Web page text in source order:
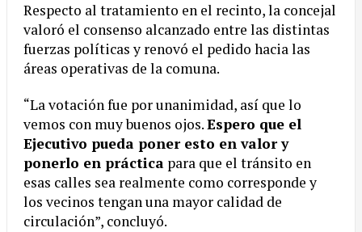
Respecto al tratamiento en el recinto, la concejal
valoró el consenso alcanzado entre las distintas
fuerzas políticas y renovó el pedido hacia las
áreas operativas de la comuna.
“La votación fue por unanimidad, así que lo
vemos con muy buenos ojos.Espero que el
Ejecutivo pueda poner esto en valor y
ponerlo en práctica para que el tránsito en
esas calles sea realmente como corresponde y
los vecinos tengan una mayor calidad de
circulación”, concluyó.